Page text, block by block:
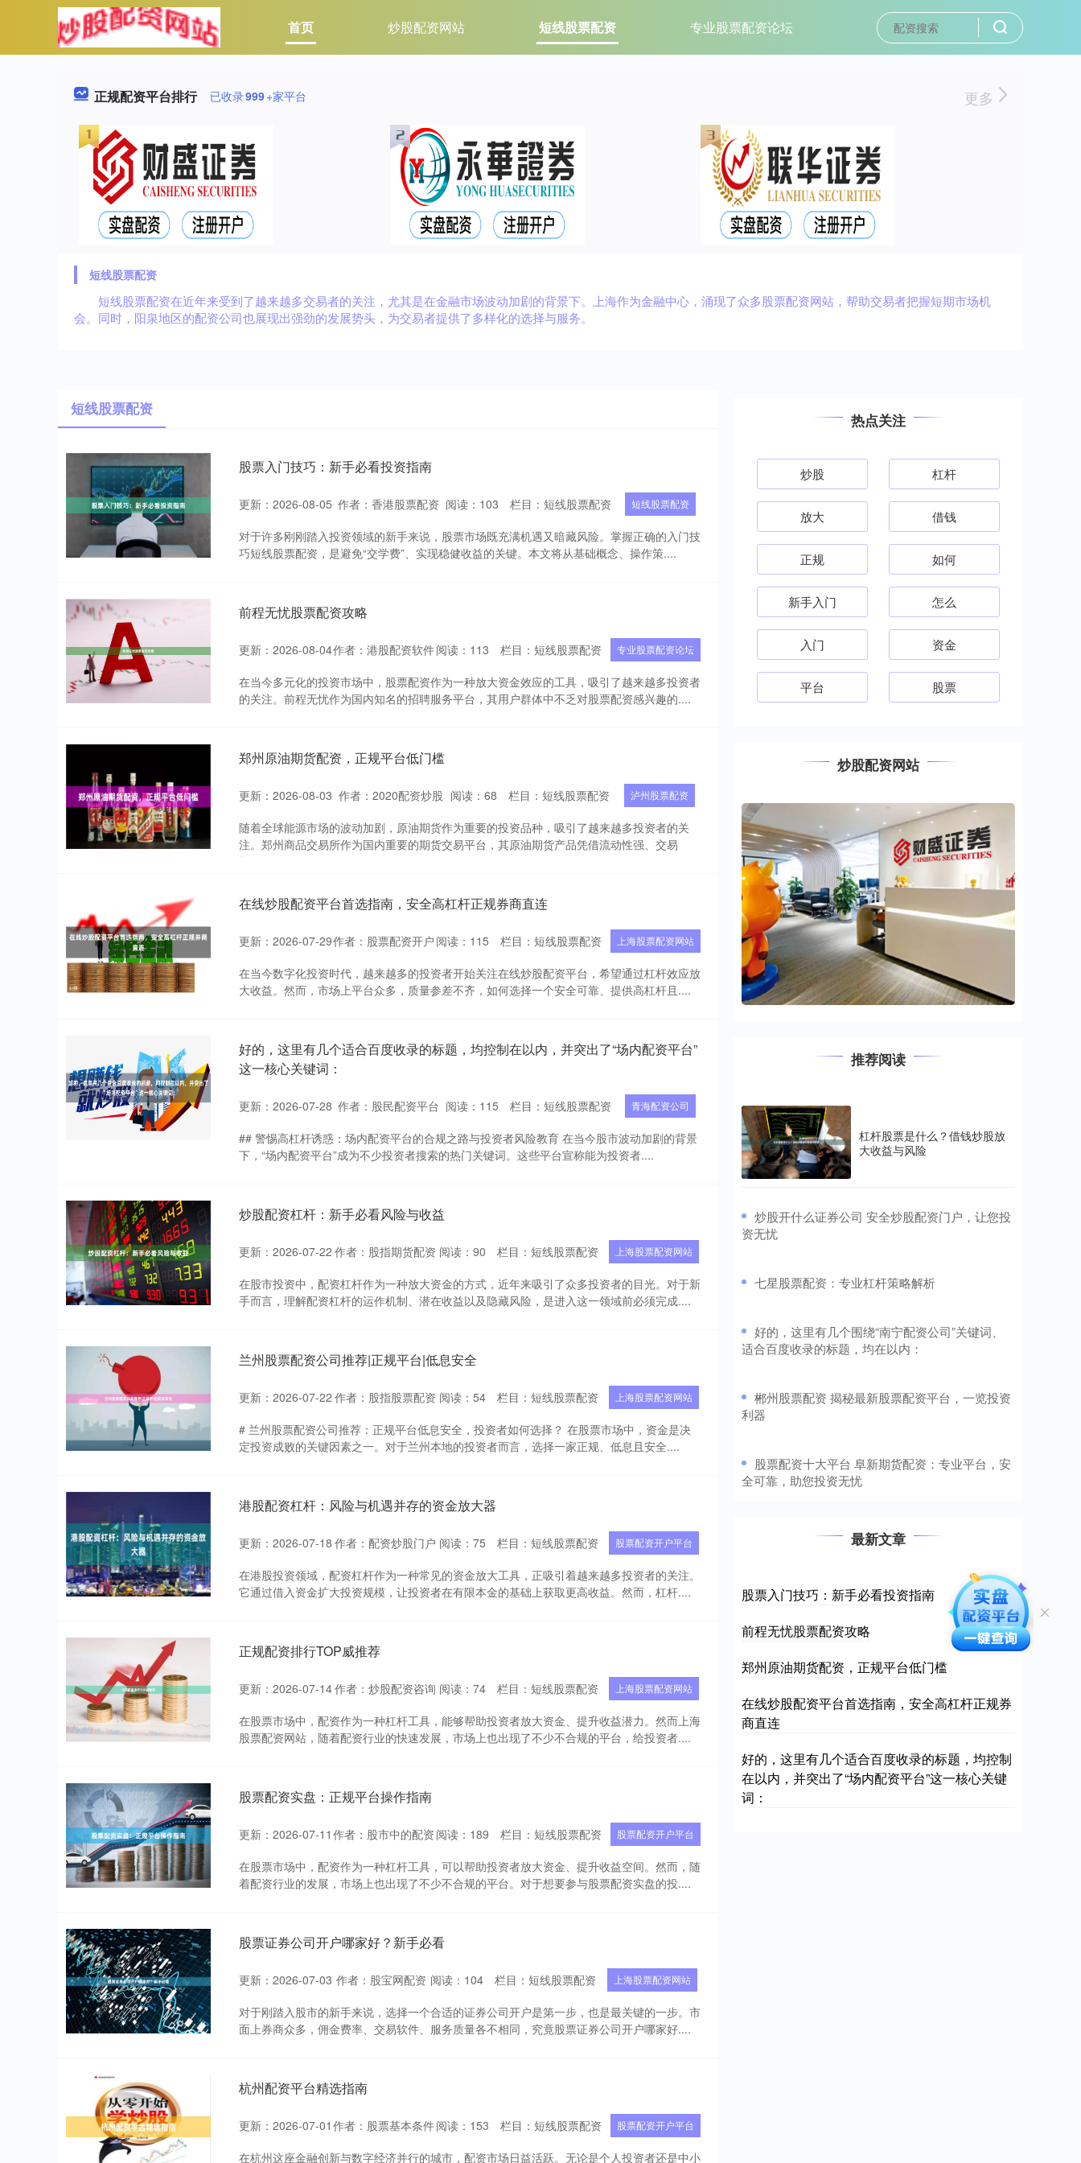
首页 炒股配资网站 短线股票配资 专业股票配资论坛
正规配资平台排行 已收录999+家平台 更多
短线股票配资
短线股票配资在近年来受到了越来越多交易者的关注，尤其是在金融市场波动加剧的背景下。上海作为金融中心，涌现了众多股票配资网站，帮助交易者把握短期市场机
会。同时，阳泉地区的配资公司也展现出强劲的发展势头，为交易者提供了多样化的选择与服务。
短线股票配资
股票入门技巧：新手必看投资指南
更新：2026-08-05 作者：香港股票配资 阅读： 103 栏目： 短线股票配资 短线股票配资
对于许多刚刚踏入投资领域的新手来说，股票市场既充满机遇又暗藏风险。掌握正确的入门技
巧短线股票配资，是避免“交学费”、实现稳健收益的关键。本文将从基础概念、操作策....
前程无忧股票配资攻略
更新：2026-08-04作者：港股配资软件阅读： 113 栏目： 短线股票配资 专业股票配资论坛
在当今多元化的投资市场中，股票配资作为一种放大资金效应的工具，吸引了越来越多投资者
的关注。前程无忧作为国内知名的招聘服务平台，其用户群体中不乏对股票配资感兴趣的....
郑州原油期货配资，正规平台低门槛
更新：2026-08-03 作者：2020配资炒股 阅读： 68 栏目： 短线股票配资 泸州股票配资
随着全球能源市场的波动加剧，原油期货作为重要的投资品种，吸引了越来越多投资者的关
注。郑州商品交易所作为国内重要的期货交易平台，其原油期货产品凭借流动性强、交易
规....
在线炒股配资平台首选指南，安全高杠杆正规券商直连
更新：2026-07-29作者：股票配资开户 阅读： 115 栏目： 短线股票配资 上海股票配资网站
在当今数字化投资时代，越来越多的投资者开始关注在线炒股配资平台，希望通过杠杆效应放
大收益。然而，市场上平台众多，质量参差不齐，如何选择一个安全可靠、提供高杠杆且....
好的，这里有几个适合百度收录的标题，均控制在以内，并突出了“场内配资平台”
这一核心关键词：
更新：2026-07-28 作者：股民配资平台 阅读： 115 栏目： 短线股票配资 青海配资公司
## 警惕高杠杆诱惑：场内配资平台的合规之路与投资者风险教育 在当今股市波动加剧的背景
下，“场内配资平台”成为不少投资者搜索的热门关键词。这些平台宣称能为投资者....
炒股配资杠杆：新手必看风险与收益
更新：2026-07-22 作者：股指期货配资 阅读： 90 栏目： 短线股票配资 上海股票配资网站
在股市投资中，配资杠杆作为一种放大资金的方式，近年来吸引了众多投资者的目光。对于新
手而言，理解配资杠杆的运作机制、潜在收益以及隐藏风险，是进入这一领域前必须完成....
兰州股票配资公司推荐|正规平台|低息安全
更新：2026-07-22 作者：股指股票配资 阅读： 54 栏目： 短线股票配资 上海股票配资网站
# 兰州股票配资公司推荐：正规平台低息安全，投资者如何选择？ 在股票市场中，资金是决
定投资成败的关键因素之一。对于兰州本地的投资者而言，选择一家正规、低息且安全....
港股配资杠杆：风险与机遇并存的资金放大器
更新：2026-07-18 作者：配资炒股门户 阅读： 75 栏目： 短线股票配资 股票配资开户平台
在港股投资领域，配资杠杆作为一种常见的资金放大工具，正吸引着越来越多投资者的关注。
它通过借入资金扩大投资规模，让投资者在有限本金的基础上获取更高收益。然而，杠杆....
正规配资排行TOP威推荐
更新：2026-07-14作者：炒股配资咨询 阅读： 74 栏目： 短线股票配资 上海股票配资网站
在股票市场中，配资作为一种杠杆工具，能够帮助投资者放大资金、提升收益潜力。然而上海
股票配资网站，随着配资行业的快速发展，市场上也出现了不少不合规的平台，给投资者....
股票配资实盘：正规平台操作指南
更新：2026-07-11 作者：股市中的配资 阅读： 189 栏目： 短线股票配资 股票配资开户平台
在股票市场中，配资作为一种杠杆工具，可以帮助投资者放大资金、提升收益空间。然而，随
着配资行业的发展，市场上也出现了不少不合规的平台。对于想要参与股票配资实盘的投....
股票证券公司开户哪家好？新手必看
更新：2026-07-03 作者：股宝网配资 阅读： 104 栏目： 短线股票配资 上海股票配资网站
对于刚踏入股市的新手来说，选择一个合适的证券公司开户是第一步，也是最关键的一步。市
面上券商众多，佣金费率、交易软件、服务质量各不相同，究竟股票证券公司开户哪家好....
杭州配资平台精选指南
更新：2026-07-01 作者：股票基本条件阅读： 153 栏目： 短线股票配资 股票配资开户平台
在杭州这座金融创新与数字经济并行的城市，配资市场日益活跃。无论是个人投资者还是中小
热点关注
炒股 杠杆
放大 借钱
正规 如何
新手入门 怎么
入门 资金
平台 股票
炒股配资网站
推荐阅读
杠杆股票是什么？借钱炒股放
大收益与风险
​炒股开什么证券公司 安全炒股配资门户，让您投
资无忧
​七星股票配资：专业杠杆策略解析
​好的，这里有几个围绕“南宁配资公司”关键词、
适合百度收录的标题，均在以内：
​郴州股票配资 揭秘最新股票配资平台，一览投资
利器
​股票配资十大平台 阜新期货配资：专业平台，安
全可靠，助您投资无忧
最新文章
股票入门技巧：新手必看投资指南
前程无忧股票配资攻略
郑州原油期货配资，正规平台低门槛
在线炒股配资平台首选指南，安全高杠杆正规券
商直连
好的，这里有几个适合百度收录的标题，均控制
在以内，并突出了“场内配资平台”这一核心关键
词：